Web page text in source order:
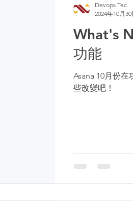
What's
功能
Asana 10月份
些改變吧！
Devops Tec.
2024年10月30